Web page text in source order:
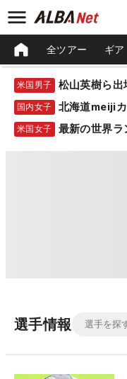
全ツアー ギア
米国男子 松山英樹ら
国内女子 北海道meiji
米国女子 最新の世界ラ
選手情報